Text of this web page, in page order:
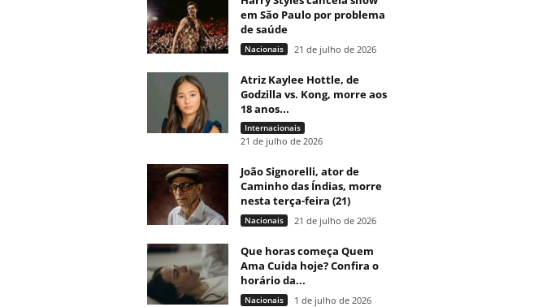
em São Paulo por problema
de saúde
Nacionais 21 de julho de 2026
Atriz Kaylee Hottle, de
Godzilla vs. Kong, morre aos
18 anos...
Internacionais
21 de julho de 2026
João Signorelli, ator de
Caminho das Índias, morre
nesta terça-feira (21)
Nacionais 21 de julho de 2026
Que horas começa Quem
Ama Cuida hoje? Confira o
horário da...
Nacionais 1 de julho de 2026